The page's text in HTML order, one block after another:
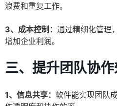
浪费和重复工作。
3、成本控制： 通过精细化管理
增加企业利润。
三、提升团队协
1、信息共享： 软件能实现团队